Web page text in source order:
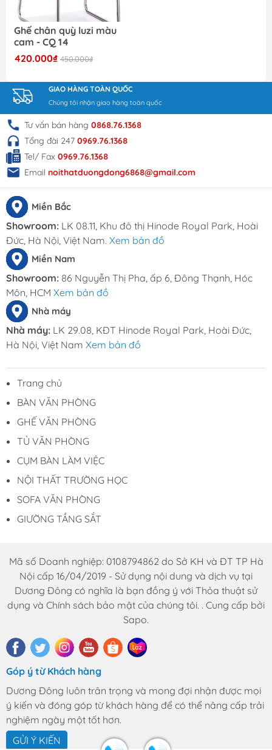
Ghế chân quỳ luzi màu
cam - CQ 14
420.000₫ 450.000₫
GIAO HÀNG TOÀN QUỐC
Chúng tôi nhận giao hàng toàn quốc
Tư vấn bán hàng 0868.76.1368
Tổng đài 247 0969.76.1368
Tel/ Fax 0969.76.1368
Email noithatduongdong6868@gmail.com
Miền Bắc
Showroom: LK 08.11, Khu đô thị Hinode Royal Park, Hoài
Đức, Hà Nội, Việt Nam. Xem bản đồ
Miền Nam
Showroom: 86 Nguyễn Thị Pha, ấp 6, Đông Thạnh, Hóc
Môn, HCM Xem bản đồ
Nhà máy
Nhà máy: LK 29.08, KĐT Hinode Royal Park, Hoài Đức,
Hà Nội, Việt Nam Xem bản đồ
Trang chủ
BÀN VĂN PHÒNG
GHẾ VĂN PHÒNG
TỦ VĂN PHÒNG
CỤM BÀN LÀM VIỆC
NỘI THẤT TRƯỜNG HỌC
SOFA VĂN PHÒNG
GIƯỜNG TẦNG SẮT
Mã số Doanh nghiệp: 0108794862 do Sở KH và ĐT TP Hà
Nội cấp 16/04/2019 - Sử dụng nội dung và dịch vụ tại
Dương Đông có nghĩa là bạn đồng ý với Thỏa thuật sử
dụng và Chính sách bảo mật của chúng tôi. . Cung cấp bởi
Sapo.
Góp ý từ Khách hàng
Dương Đông luôn trân trọng và mong đợi nhận được mọi
ý kiến và đóng góp từ khách hàng để có thể nâng cấp trải
nghiệm ngày một tốt hơn.
GỬI Ý KIẾN